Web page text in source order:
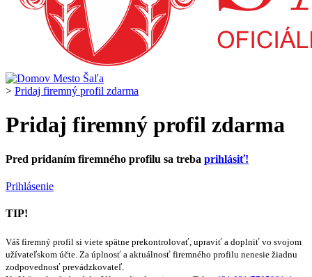
> Pridaj firemný profil zdarma
Pridaj firemný profil zdarma
Pred pridaním firemného profilu sa treba prihlásiť!
Prihlásenie
TIP!
Váš firemný profil si viete spätne prekontrolovať, upraviť a doplniť vo svojom
užívateľskom účte. Za úplnosť a aktuálnosť firemného profilu nenesie žiadnu
zodpovednosť prevádzkovateľ.